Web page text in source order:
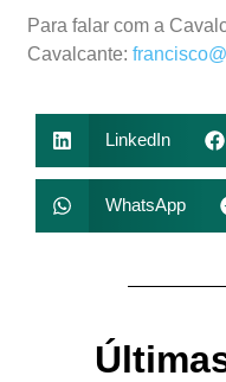
Para falar com a
Cavalcante:
LinkedIn
WhatsApp